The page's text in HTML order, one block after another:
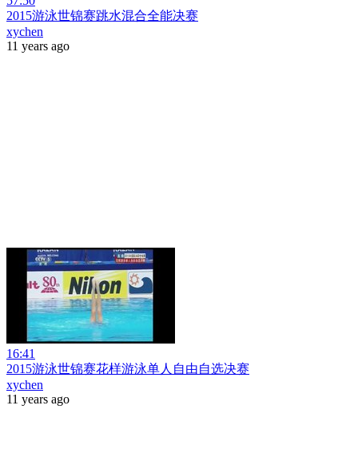
2015游泳世锦赛跳水混合全能决赛
xychen
11 years ago
16:41
2015游泳世锦赛花样游泳单人自由自选决赛
xychen
11 years ago